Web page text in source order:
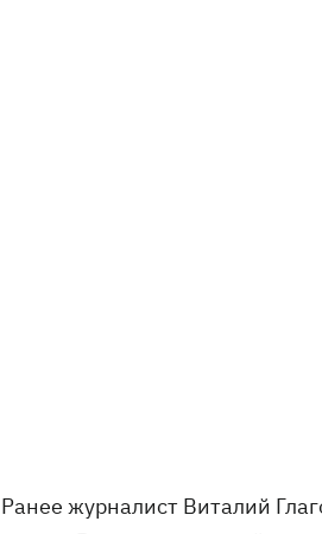
Ранее журналист Виталий